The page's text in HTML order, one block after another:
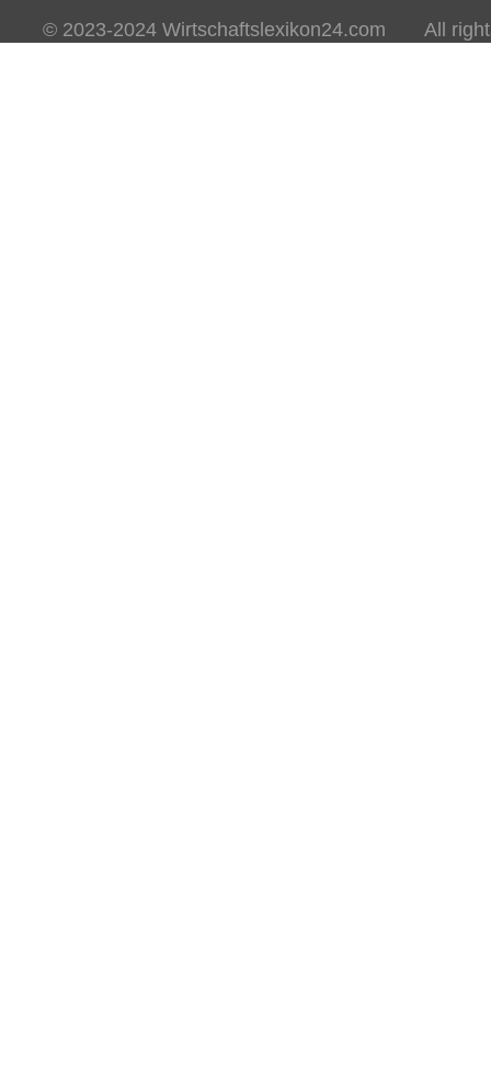
© 2023-2024 Wirtschaftslexikon24.com All